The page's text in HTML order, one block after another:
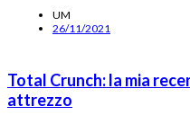
UM
26/11/2021
Total Crunch: la mia
attrezzo